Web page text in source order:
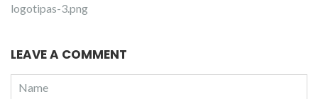
logotipas-3.png
LEAVE A COMMENT